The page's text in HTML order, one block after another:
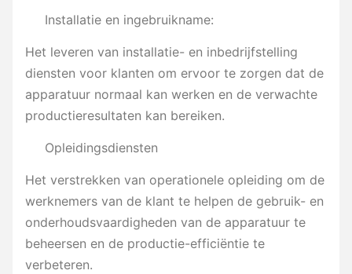
Installatie en ingebruikname:
Het leveren van installatie- en inbedrijfstelling
diensten voor klanten om ervoor te zorgen dat de
apparatuur normaal kan werken en de verwachte
productieresultaten kan bereiken.
Opleidingsdiensten
Het verstrekken van operationele opleiding om de
werknemers van de klant te helpen de gebruik- en
onderhoudsvaardigheden van de apparatuur te
beheersen en de productie-efficiëntie te
verbeteren.